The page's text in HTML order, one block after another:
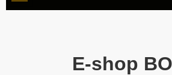
E-shop